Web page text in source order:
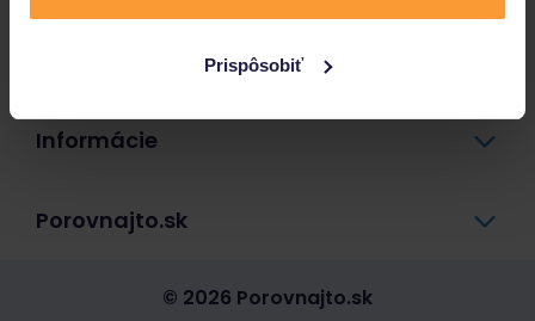
Prispôsobiť
Informácie
Porovnajto.sk
© 2026 Porovnajto.sk